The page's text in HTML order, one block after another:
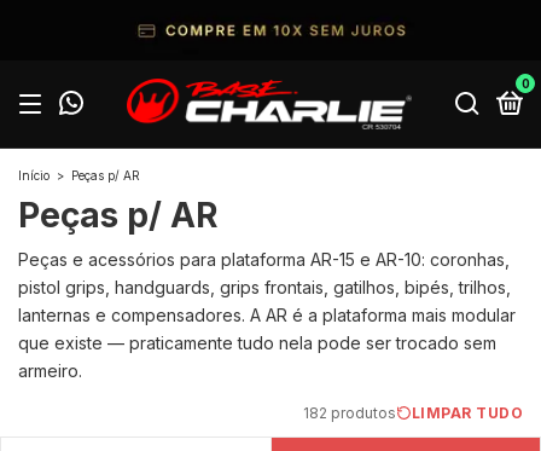
0
Início > Peças p/ AR
Peças p/ AR
Peças e acessórios para plataforma AR-15 e AR-10: coronhas,
pistol grips, handguards, grips frontais, gatilhos, bipés, trilhos,
lanternas e compensadores. A AR é a plataforma mais modular
que existe — praticamente tudo nela pode ser trocado sem
armeiro.
182 produtos LIMPAR TUDO